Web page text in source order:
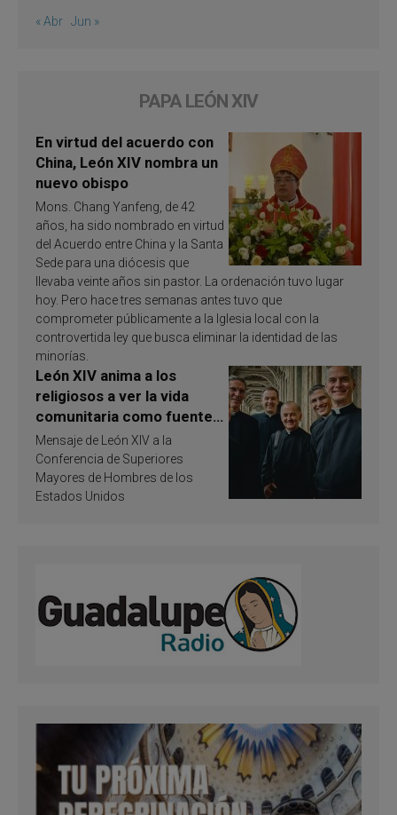
« Abr Jun »
PAPA LEÓN XIV
En virtud del acuerdo con
China, León XIV nombra un
nuevo obispo
Mons. Chang Yanfeng, de 42
años, ha sido nombrado en virtud
del Acuerdo entre China y la Santa
Sede para una diócesis que
llevaba veinte años sin pastor. La ordenación tuvo lugar
hoy. Pero hace tres semanas antes tuvo que
comprometer públicamente a la Iglesia local con la
controvertida ley que busca eliminar la identidad de las
minorías.
León XIV anima a los
religiosos a ver la vida
comunitaria como fuente
de inspiración y
santificación
Mensaje de León XIV a la
Conferencia de Superiores
Mayores de Hombres de los
Estados Unidos